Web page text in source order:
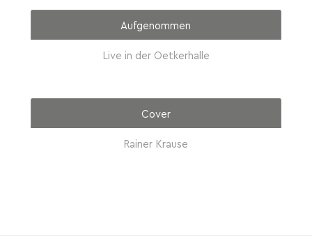
Aufgenommen
Live in der Oetkerhalle
Cover
Rainer Krause